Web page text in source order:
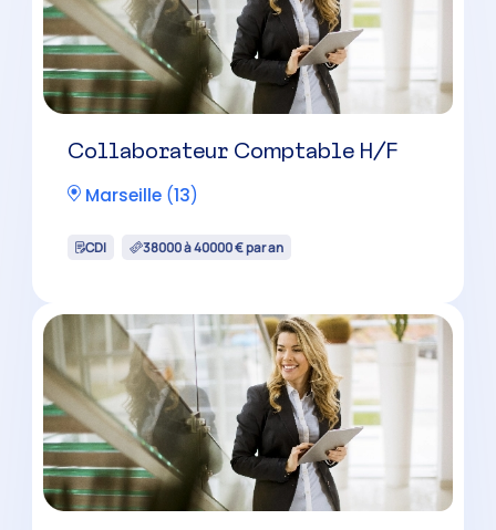
Collaborateur Comptable H/F
Marseille (13)
CDI 38000 à 40000 € par an